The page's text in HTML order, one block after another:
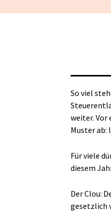
So viel
weiter. Vor
Muster ab:
Für viele
diesem
Der Clou:
gesetzlich